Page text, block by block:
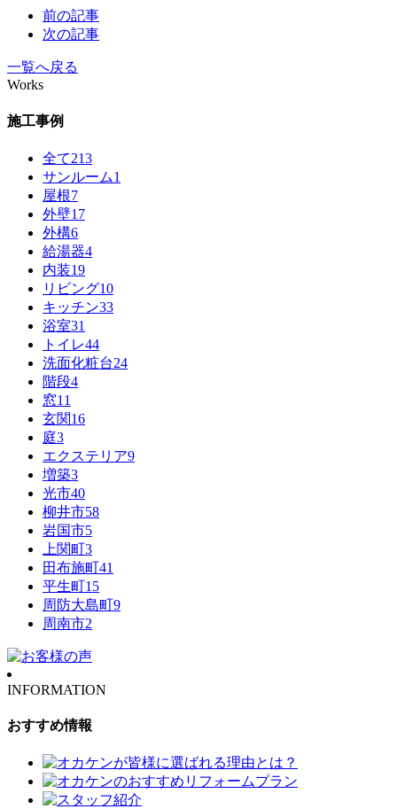
前の記事
次の記事
一覧へ戻る
Works
施工事例
全て213
サンルーム1
屋根7
外壁17
外構6
給湯器4
内装19
リビング10
キッチン33
浴室31
トイレ44
洗面化粧台24
階段4
窓11
玄関16
庭3
エクステリア9
増築3
光市40
柳井市58
岩国市5
上関町3
田布施町41
平生町15
周防大島町9
周南市2
INFORMATION
おすすめ情報